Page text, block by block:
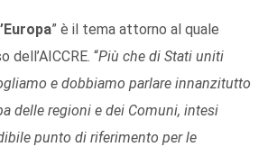
” è il tema attorno al quale
dell’AICCRE. “Più che di Stati uniti
e dobbiamo parlare innanzitutto
delle regioni e dei Comuni, intesi
punto di riferimento per le